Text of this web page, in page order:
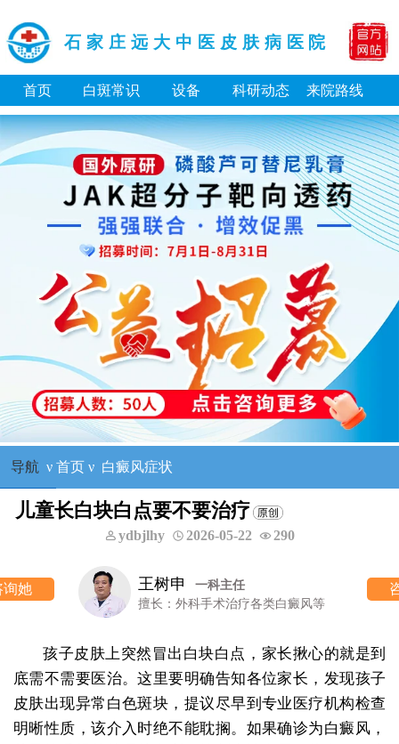
石家庄远大中医皮肤病医院
首页 白斑常识 设备 科研动态 来院路线
导航 ν 首页ν 白癜风症状
儿童长白块白点要不要治疗
ydbjlhy 2026-05-22 290
王树申
一科主任
擅长：外科手术治疗各类白癜风等
孩子皮肤上突然冒出白块白点，家长揪心的就是到
底需不需要医治。这里要明确告知各位家长，发现孩子
皮肤出现异常白色斑块，提议尽早到专业医疗机构检查
明晰性质，该介入时绝不能耽搁。如果确诊为白癜风，